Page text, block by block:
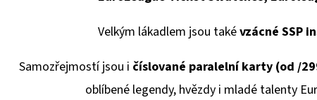
Velkým lákadlem jsou takévzácné SSP
Samozřejmostí jsou i číslované paralelní karty (od /
oblíbené legendy, hvězdy i mladé talenty